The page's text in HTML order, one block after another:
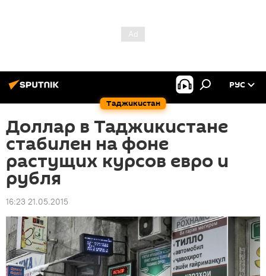
Таджикистан
РУС
Доллар в Таджикистане
стабилен на фоне
растущих курсов евро и
рубля
16:23 21.05.2015